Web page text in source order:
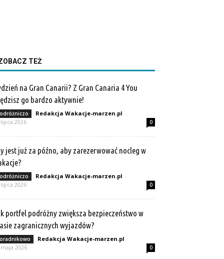
TEŻ
na Gran Canarii? Z Gran Canaria 4 You
go bardzo aktywnie!
Redakcja Wakacje-marzen.pl -
2026
0
jest już za późno, aby zarezerwować nocleg w
Redakcja Wakacje-marzen.pl -
lipca 2026
0
portfel podróżny zwiększa bezpieczeństwo w
zagranicznych wyjazdów?
Redakcja Wakacje-marzen.pl -
2026
0